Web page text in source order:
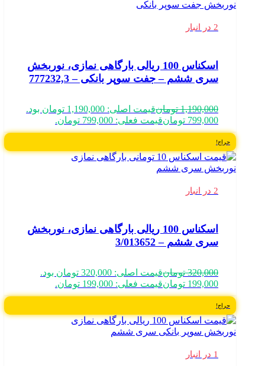
2 در انبار
اسکناس 100 ریالی بارگاهی نمازی، نوربخش
سری ششم – جفت سوپر بانکی – 777232,3
1,190,000 تومانقیمت اصلی: 1,190,000 تومان بود.
799,000 تومانقیمت فعلی: 799,000 تومان.
حراج!
2 در انبار
اسکناس 100 ریالی بارگاهی نمازی، نوربخش
سری ششم – 3/013652
320,000 تومانقیمت اصلی: 320,000 تومان بود.
199,000 تومانقیمت فعلی: 199,000 تومان.
حراج!
1 در انبار